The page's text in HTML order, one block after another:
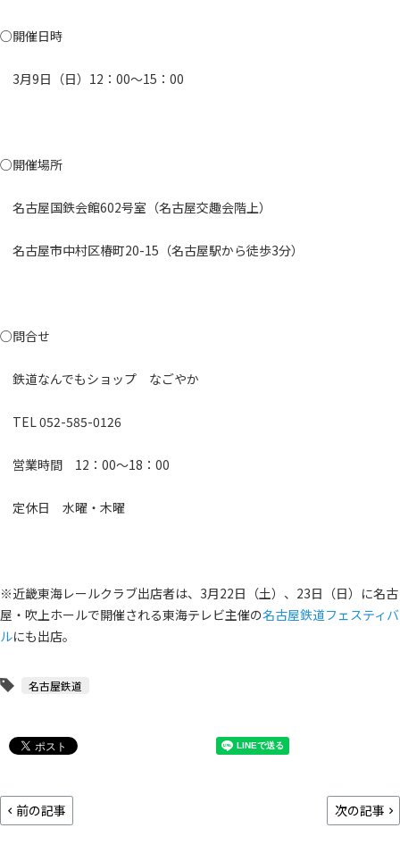
○開催日時
3月9日（日）12：00～15：00
○開催場所
名古屋国鉄会館602号室（名古屋交趣会階上）
名古屋市中村区椿町20-15（名古屋駅から徒歩3分）
○問合せ
鉄道なんでもショップ なごやか
TEL 052-585-0126
営業時間 12：00～18：00
定休日 水曜・木曜
※近畿東海レールクラブ出店者は、3月22日（土）、23日（日）に名古
屋・吹上ホールで開催される東海テレビ主催の名古屋鉄道フェスティバ
ルにも出店。
名古屋鉄道
前の記事 次の記事